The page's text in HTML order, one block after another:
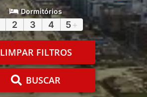
Dormitórios
2 3 4 5 +
LIMPAR FILTROS
BUSCAR